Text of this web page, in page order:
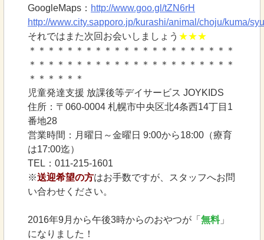
GoogleMaps： http://www.goo.gl/tZN6rH
http://www.city.sapporo.jp/kurashi/animal/choju/kuma/
それではまた次回お会いしましょう ★★★
＊＊＊＊＊＊＊＊＊＊＊＊＊＊＊＊＊＊＊＊＊＊
＊＊＊＊＊＊＊＊＊＊＊＊＊＊＊＊＊＊＊＊＊＊
＊＊＊＊＊＊
児童発達支援 放課後等デイサービス JOYKIDS
住所：〒060-0004 札幌市中央区北4条西14丁目1
番地28
営業時間：月曜日～金曜日 9:00から18:00（療育
は17:00迄）
TEL：011-215-1601
※送迎希望の方はお手数ですが、スタッフへお問
い合わせください。
2016年9月から午後3時からのおやつが「 無料」
になりました！